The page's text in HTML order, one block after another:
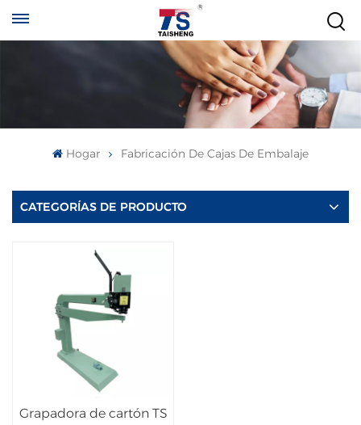
Hogar Fabricación De Cajas De Embalaje
CATEGORÍAS DE PRODUCTO
Grapadora de cartón TS